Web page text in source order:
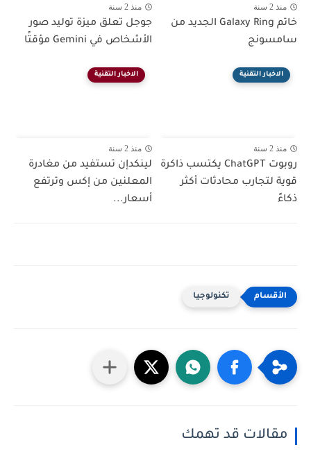
منذ 2 سنة
خاتم Galaxy Ring الجديد من
سامسونج
منذ 2 سنة
جوجل تعلق ميزة توليد صور
الأشخاص في Gemini مؤقتًا
الاخبار التقنية
منذ 2 سنة
روبوت ChatGPT يكتسب ذاكرة
قوية لتجارب محادثات أكثر
ذكاءً
الاخبار التقنية
منذ 2 سنة
لينكدإن تستفيد من مغادرة
المعلنين من إكس وترتفع
أسعار...
تكنولوجيا
مقالات قد تهمك